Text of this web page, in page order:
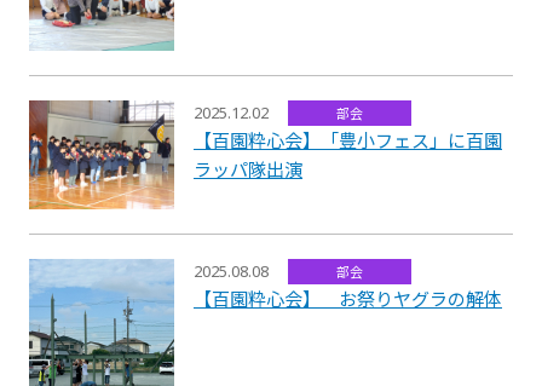
2025.12.02 部会
【百園粋心会】「豊小フェス」に百園
ラッパ隊出演
2025.08.08 部会
【百園粋心会】 お祭りヤグラの解体